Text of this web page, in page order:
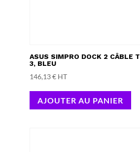
ASUS SIMPRO DOCK 2 CÂBLE
3, BLEU
146,13€ HT
AJOUTER AU PANIER